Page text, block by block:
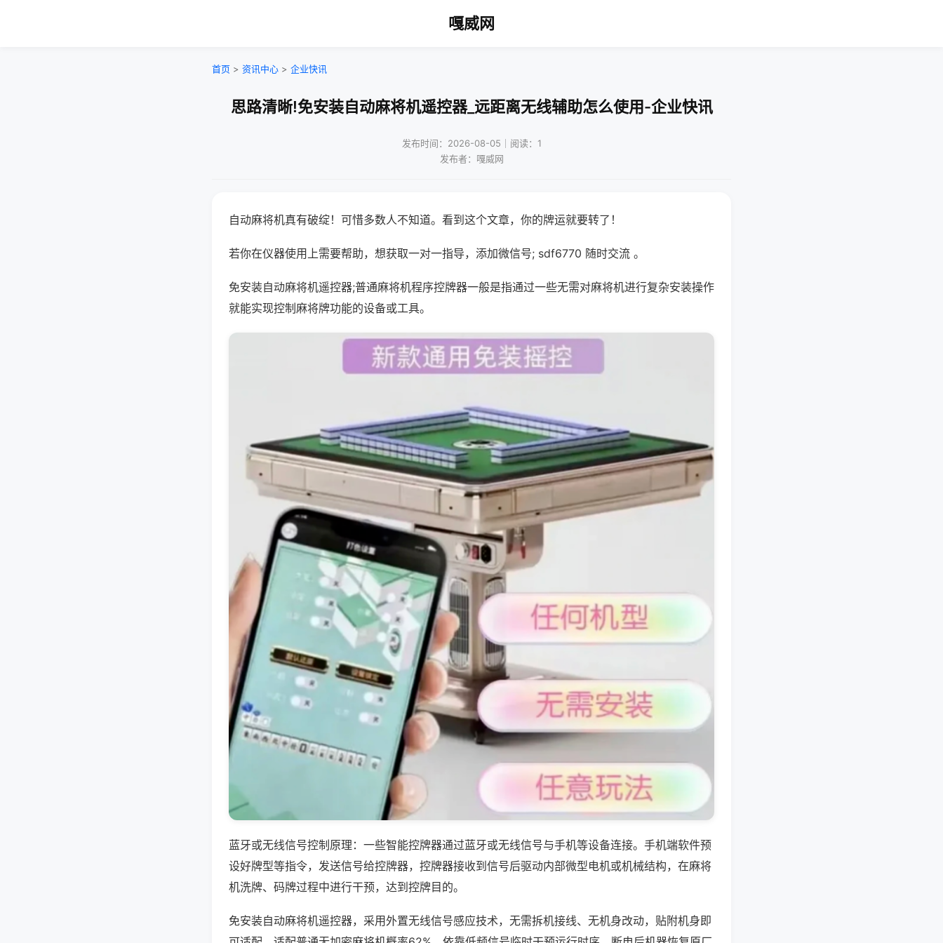
嘎威网
首页 > 资讯中心 > 企业快讯
思路清晰!免安装自动麻将机遥控器_远距离无线辅助怎么使用-企业快讯
发布时间：2026-08-05｜阅读：1
发布者：嘎威网
自动麻将机真有破绽！可惜多数人不知道。看到这个文章，你的牌运就要转了！
若你在仪器使用上需要帮助，想获取一对一指导，添加微信号; sdf6770 随时交流 。
免安装自动麻将机遥控器;普通麻将机程序控牌器一般是指通过一些无需对麻将机进行复杂安装操作
就能实现控制麻将牌功能的设备或工具。
蓝牙或无线信号控制原理：一些智能控牌器通过蓝牙或无线信号与手机等设备连接。手机端软件预
设好牌型等指令，发送信号给控牌器，控牌器接收到信号后驱动内部微型电机或机械结构，在麻将
机洗牌、码牌过程中进行干预，达到控牌目的。
免安装自动麻将机遥控器，采用外置无线信号感应技术，无需拆机接线、无机身改动，贴附机身即